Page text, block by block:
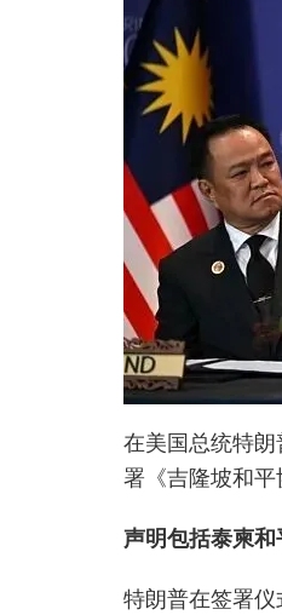
在美国总统特
署《吉隆坡和平
声明包括泰柬和
特朗普在签署